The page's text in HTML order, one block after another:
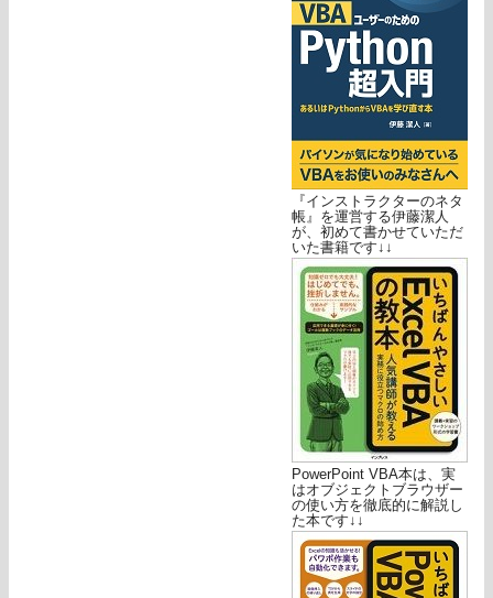
『インストラクターのネタ
帳』を運営する伊藤潔人
が、初めて書かせていただ
いた書籍です↓↓
PowerPoint VBA本は、実
はオブジェクトブラウザー
の使い方を徹底的に解説し
た本です↓↓